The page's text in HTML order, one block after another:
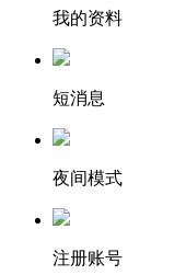
我的资料
短消息
夜间模式
注册账号